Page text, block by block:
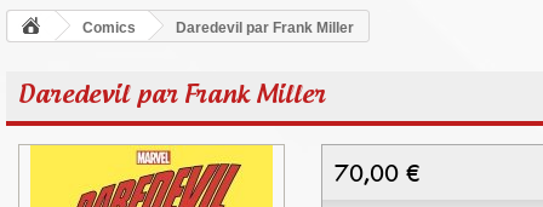
Comics Daredevil par Frank Miller
Daredevil par Frank Miller
70,00 €